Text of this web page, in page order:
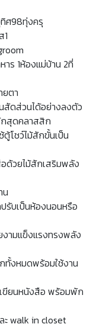
ศ98ทุ่งครุ
าร 1ห้องแม่บ้าน 2ที่
ตา
ดส่วนได้อย่างลงตัว
กสุดคลาสสิก
โชว์ไม้สักขั้นเป็น
ด้วยไม้สักเสริมพลัง
น
รับเป็นห้องนอนหรือ
ามแข็งแรงทรงพลัง
ทั้งหมดพร้อมใช้งาน
เขียนหนังสือ พร้อมพัก
ะ walk in closet